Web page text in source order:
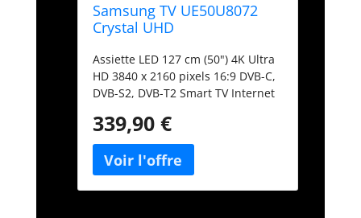
Samsung TV UE50U8072
Crystal UHD
Assiette LED 127 cm (50") 4K Ultra
HD 3840 x 2160 pixels 16:9 DVB-C,
DVB-S2, DVB-T2 Smart TV Internet
dynamique élevée (HDR) Montage
standard VESA 200 x 200 mm
339,90 €